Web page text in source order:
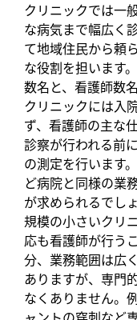
クリニックでは一
な病気まで幅広く
て地域住民から頼
な役割を担います
数名と、看護師数
クリニックには入
ず、看護師の主な
診察が行われる前
の測定を行います
ど病院と同様の業
が求められるでしょ
規模の小さいクリ
応も看護師が行う
分、業務範囲は広
ありますが、専門
なくありません。